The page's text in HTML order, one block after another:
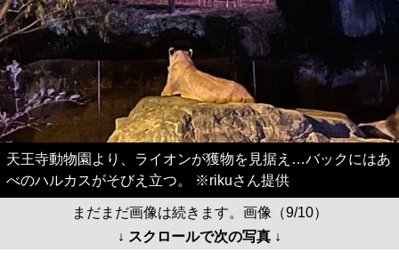
天王寺動物園より、ライオンが獲物を見据え…バックにはあ
べのハルカスがそびえ立つ。 ※rikuさん提供
まだまだ画像は続きます。画像（9/10）
↓ スクロールで次の写真 ↓